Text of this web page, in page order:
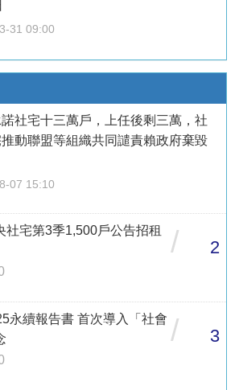
31 09:00
社宅十三萬戶，上任後剩三萬，社
動聯盟等組織共同譴責賴政府棄毀
07 15:10
社宅第3季1,500戶公告招租
/ 2
永續報告書 首次導入「社會 / 3